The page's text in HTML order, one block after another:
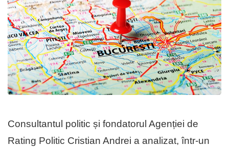
Consultantul politic și fondatorul Agenției de
Rating Politic Cristian Andrei a analizat, într-un